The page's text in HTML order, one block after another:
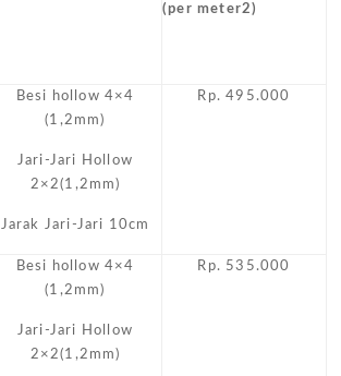
(per meter2)
Besi hollow 4×4
(1,2mm)
Jari-Jari Hollow
2×2(1,2mm)
Jarak Jari-Jari 10cm
Rp. 495.000
Besi hollow 4×4
(1,2mm)
Jari-Jari Hollow
2×2(1,2mm)
Rp. 535.000